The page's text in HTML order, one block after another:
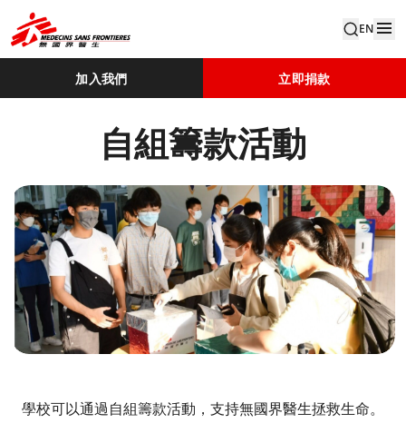
EN
加入我們 立即捐款
自組籌款活動
學校可以通過自組籌款活動，支持無國界醫生拯救生命。